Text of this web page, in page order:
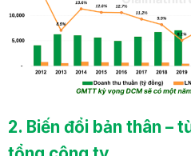
2. Biến đổi bản thân –